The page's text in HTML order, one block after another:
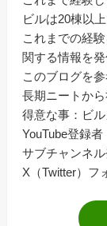
ビルは20棟以上
これまでの経
関する情報を発
このブログを
長期ニートか
得意な事：ビ
YouTube登録者
サブチャンネ
X（Twitter）フ